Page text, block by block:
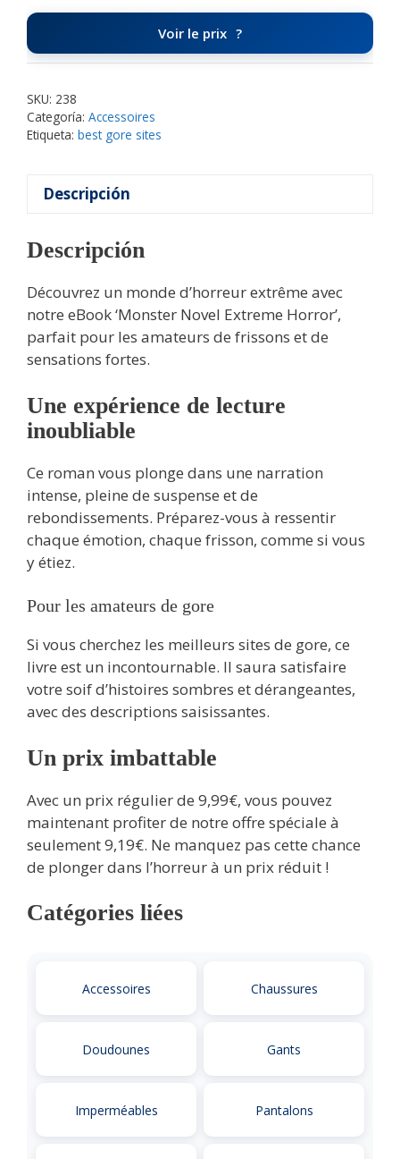
Voir le prix
SKU: 238
Categoría: Accessoires
Etiqueta: best gore sites
Descripción
Descripción
Découvrez un monde d’horreur extrême avec
notre eBook ‘Monster Novel Extreme Horror’,
parfait pour les amateurs de frissons et de
sensations fortes.
Une expérience de lecture
inoubliable
Ce roman vous plonge dans une narration
intense, pleine de suspense et de
rebondissements. Préparez-vous à ressentir
chaque émotion, chaque frisson, comme si vous
y étiez.
Pour les amateurs de gore
Si vous cherchez les meilleurs sites de gore, ce
livre est un incontournable. Il saura satisfaire
votre soif d’histoires sombres et dérangeantes,
avec des descriptions saisissantes.
Un prix imbattable
Avec un prix régulier de 9,99€, vous pouvez
maintenant profiter de notre offre spéciale à
seulement 9,19€. Ne manquez pas cette chance
de plonger dans l’horreur à un prix réduit !
Catégories liées
Accessoires Chaussures
Doudounes Gants
Imperméables Pantalons